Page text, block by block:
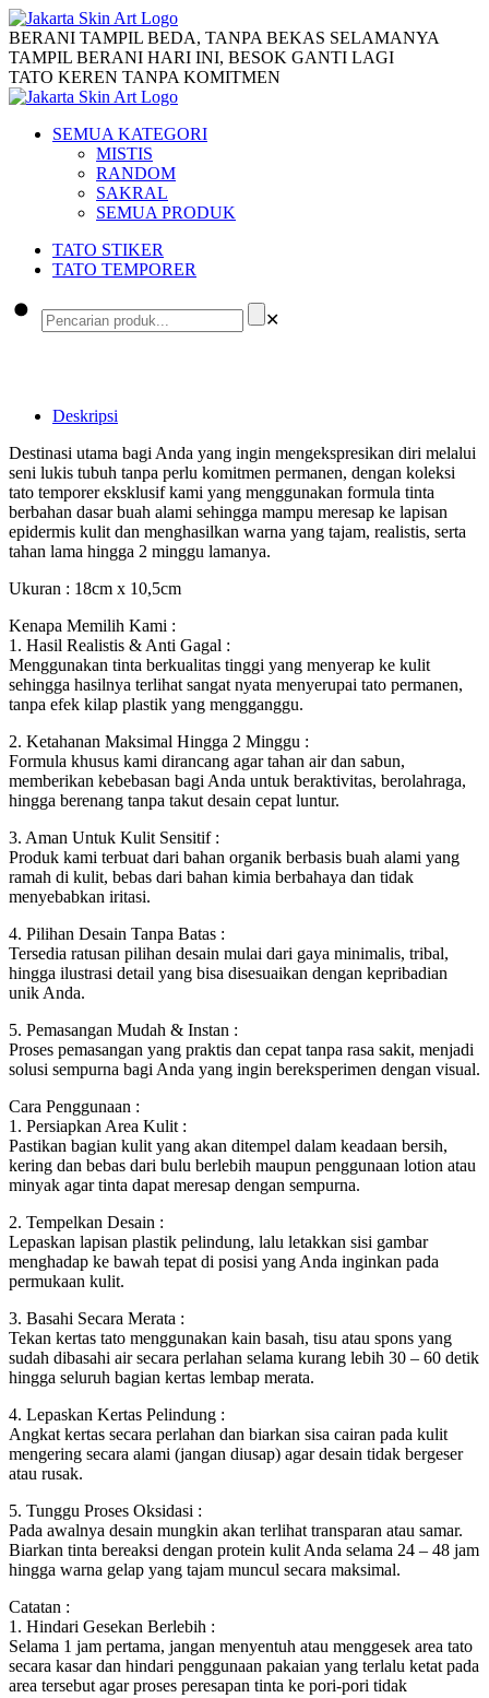
BERANI TAMPIL BEDA, TANPA BEKAS SELAMANYA
TAMPIL BERANI HARI INI, BESOK GANTI LAGI
TATO KEREN TANPA KOMITMEN
SEMUA KATEGORI
MISTIS
RANDOM
SAKRAL
SEMUA PRODUK
TATO STIKER
TATO TEMPORER
✕
Deskripsi
Destinasi utama bagi Anda yang ingin mengekspresikan diri melalui
seni lukis tubuh tanpa perlu komitmen permanen, dengan koleksi
tato temporer eksklusif kami yang menggunakan formula tinta
berbahan dasar buah alami sehingga mampu meresap ke lapisan
epidermis kulit dan menghasilkan warna yang tajam, realistis, serta
tahan lama hingga 2 minggu lamanya.
Ukuran : 18cm x 10,5cm
Kenapa Memilih Kami :
1. Hasil Realistis & Anti Gagal :
Menggunakan tinta berkualitas tinggi yang menyerap ke kulit
sehingga hasilnya terlihat sangat nyata menyerupai tato permanen,
tanpa efek kilap plastik yang mengganggu.
2. Ketahanan Maksimal Hingga 2 Minggu :
Formula khusus kami dirancang agar tahan air dan sabun,
memberikan kebebasan bagi Anda untuk beraktivitas, berolahraga,
hingga berenang tanpa takut desain cepat luntur.
3. Aman Untuk Kulit Sensitif :
Produk kami terbuat dari bahan organik berbasis buah alami yang
ramah di kulit, bebas dari bahan kimia berbahaya dan tidak
menyebabkan iritasi.
4. Pilihan Desain Tanpa Batas :
Tersedia ratusan pilihan desain mulai dari gaya minimalis, tribal,
hingga ilustrasi detail yang bisa disesuaikan dengan kepribadian
unik Anda.
5. Pemasangan Mudah & Instan :
Proses pemasangan yang praktis dan cepat tanpa rasa sakit, menjadi
solusi sempurna bagi Anda yang ingin bereksperimen dengan visual.
Cara Penggunaan :
1. Persiapkan Area Kulit :
Pastikan bagian kulit yang akan ditempel dalam keadaan bersih,
kering dan bebas dari bulu berlebih maupun penggunaan lotion atau
minyak agar tinta dapat meresap dengan sempurna.
2. Tempelkan Desain :
Lepaskan lapisan plastik pelindung, lalu letakkan sisi gambar
menghadap ke bawah tepat di posisi yang Anda inginkan pada
permukaan kulit.
3. Basahi Secara Merata :
Tekan kertas tato menggunakan kain basah, tisu atau spons yang
sudah dibasahi air secara perlahan selama kurang lebih 30 – 60 detik
hingga seluruh bagian kertas lembap merata.
4. Lepaskan Kertas Pelindung :
Angkat kertas secara perlahan dan biarkan sisa cairan pada kulit
mengering secara alami (jangan diusap) agar desain tidak bergeser
atau rusak.
5. Tunggu Proses Oksidasi :
Pada awalnya desain mungkin akan terlihat transparan atau samar.
Biarkan tinta bereaksi dengan protein kulit Anda selama 24 – 48 jam
hingga warna gelap yang tajam muncul secara maksimal.
Catatan :
1. Hindari Gesekan Berlebih :
Selama 1 jam pertama, jangan menyentuh atau menggesek area tato
secara kasar dan hindari penggunaan pakaian yang terlalu ketat pada
area tersebut agar proses peresapan tinta ke pori-pori tidak